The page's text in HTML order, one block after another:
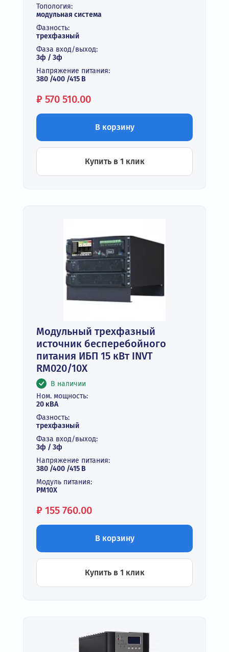
Топология:
модульная система
Фазность:
трехфазный
Фаза вход/выход:
3ф / 3ф
Напряжение питания:
380 /400 /415 В
Цена:
₽ 570 510.00
В корзину
Купить в 1 клик
Модульный трехфазный
источник бесперебойного
питания ИБП 15 кВт INVT
RM020/10X
В наличии
Ном. мощность:
20 кВА
Фазность:
трехфазный
Фаза вход/выход:
3ф / 3ф
Напряжение питания:
380 /400 /415 В
Модуль питания:
PM10X
Цена:
₽ 155 760.00
В корзину
Купить в 1 клик